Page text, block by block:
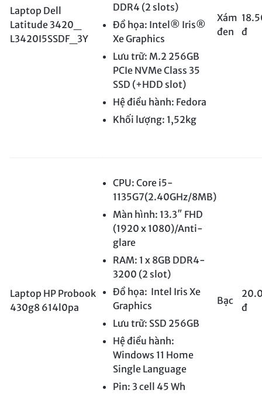
Laptop Dell
Latitude 3420_
L3420I5SSDF_3Y
DDR4 (2 slots)
Đồ họa: Intel® Iris®
Xe Graphics
Lưu trữ: M.2 256GB
PCIe NVMe Class 35
SSD (+HDD slot)
Hệ điều hành: Fedora
Khối lượng: 1,52kg
Xám
đen
đ
Laptop HP Probook
430g8 614l0pa
CPU: Core i5-
1135G7(2.40GHz/8MB)
Màn hình: 13.3″ FHD
(1920 x 1080)/Anti-
glare
RAM: 1 x 8GB DDR4-
3200 (2 slot)
Đồ họa: Intel Iris Xe
Graphics
Lưu trữ: SSD 256GB
Hệ điều hành:
Windows 11 Home
Single Language
Pin: 3 cell 45 Wh
Bạc
đ